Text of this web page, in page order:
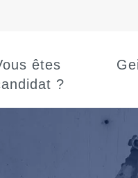
êtes
?